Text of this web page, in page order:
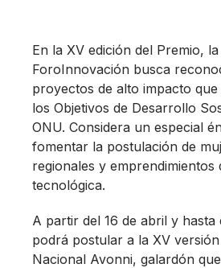
En la XV edición del Premio,
ForoInnovación busca
proyectos de alto impacto
los Objetivos de Desarrollo
ONU. Considera un especial
fomentar la postulación de
regionales y emprendimientos
tecnológica.
A partir del 16 de abril y hasta
podrá postular a la XV
Nacional Avonni, galardón